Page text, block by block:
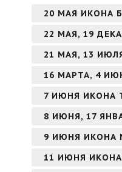
20 МАЯ ИКОНА
22 МАЯ, 19
21 МАЯ, 13
16 МАРТА, 4
7 ИЮНЯ ИКОНА
8 ИЮНЯ, 17
9 ИЮНЯ ИКОНА
11 ИЮНЯ